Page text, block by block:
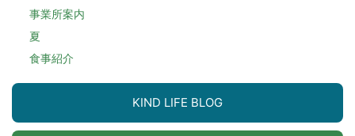
事業所案内
夏
食事紹介
KIND LIFE BLOG